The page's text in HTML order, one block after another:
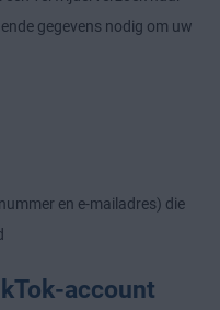
gegevens nodig om uw
en e-mailadres) die
account